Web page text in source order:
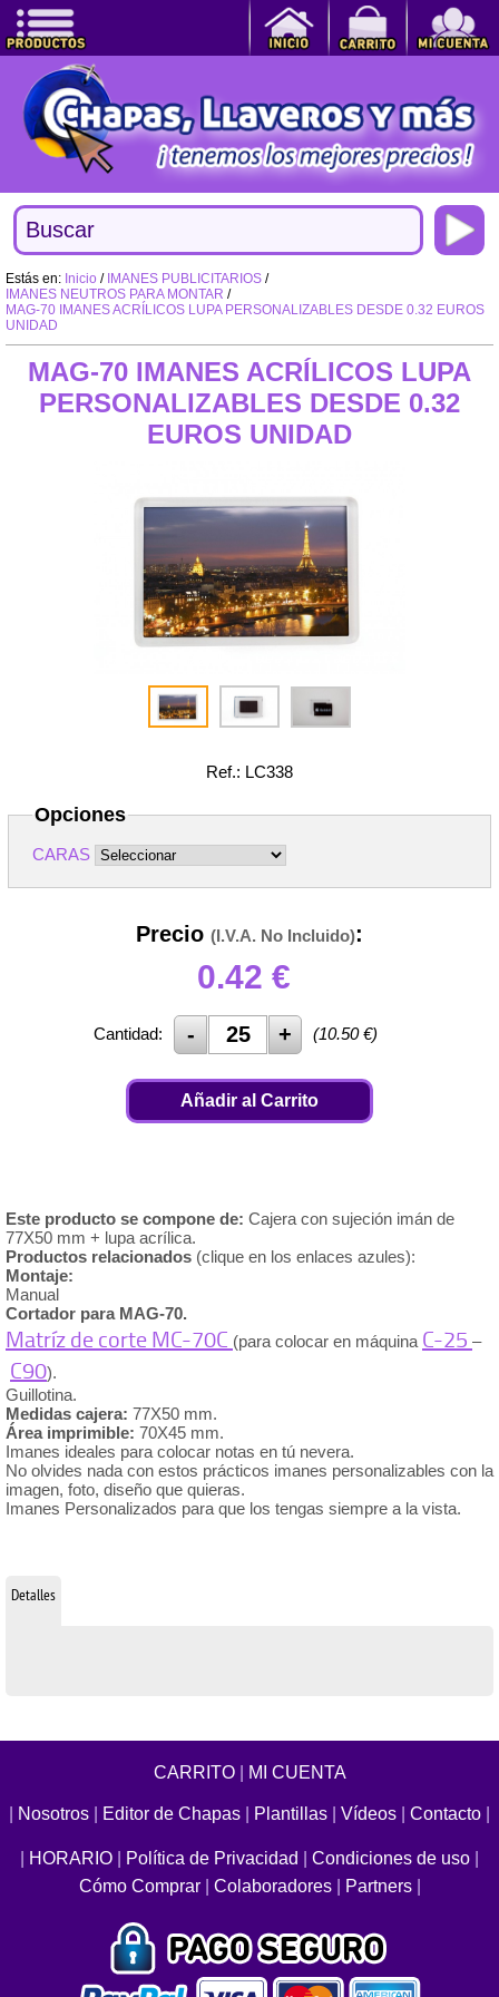
Estás en: Inicio / IMANES PUBLICITARIOS /
IMANES NEUTROS PARA MONTAR /
MAG-70 IMANES ACRÍLICOS LUPA PERSONALIZABLES DESDE 0.32 EUROS
UNIDAD
MAG-70 IMANES ACRÍLICOS LUPA
PERSONALIZABLES DESDE 0.32
EUROS UNIDAD
Ref.: LC338
Opciones
CARAS
Precio (I.V.A. No Incluido):
0.42 €
Cantidad: (10.50€)
Añadir al Carrito
Este producto se compone de: Cajera con sujeción imán de
77X50 mm + lupa acrílica.
Productos relacionados (clique en los enlaces azules):
Montaje:
Manual
Cortador para MAG-70.
Matríz de corte MC-70C (para colocar en máquina C-25 –
C90).
Guillotina.
Medidas cajera: 77X50 mm.
Área imprimible: 70X45 mm.
Imanes ideales para colocar notas en tú nevera.
No olvides nada con estos prácticos imanes personalizables con la
imagen, foto, diseño que quieras.
Imanes Personalizados para que los tengas siempre a la vista.
Detalles
CARRITO| MI CUENTA
Nosotros Editor de Chapas Plantillas Vídeos Contacto
HORARIO Política de Privacidad Condiciones de uso
Cómo Comprar
Colaboradores Partners